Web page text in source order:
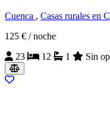
Cuenca , Casas rurales en
125 € / noche
23
12 1 Sin